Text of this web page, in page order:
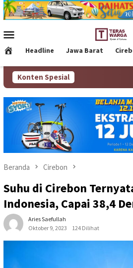
Loncat
ke
Mobile
Headline Jawa Barat
Konten Spesial
Beranda Cirebon
Suhu di Cirebon
Indonesia, Capai 38,4
Aries Saefullah
Oktober 9, 2023
124 Dilihat